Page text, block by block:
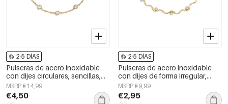
2-5 DÍAS
Pulseras de acero inoxidable
con dijes circulares, sencillas,
de la serie Daily Simple, joyería
para mujer
MSRP €14,99
€4,50
2-5 DÍAS
Pulseras de acero inoxidable
con dijes de forma irregular,
sencillas, de la serie Simple
Daily, joyería para mujer
MSRP €9,99
€2,95